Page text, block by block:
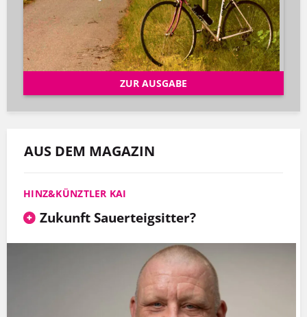
ZUR AUSGABE
AUS DEM MAGAZIN
HINZ&KÜNZTLER KAI
Zukunft Sauerteigsitter?